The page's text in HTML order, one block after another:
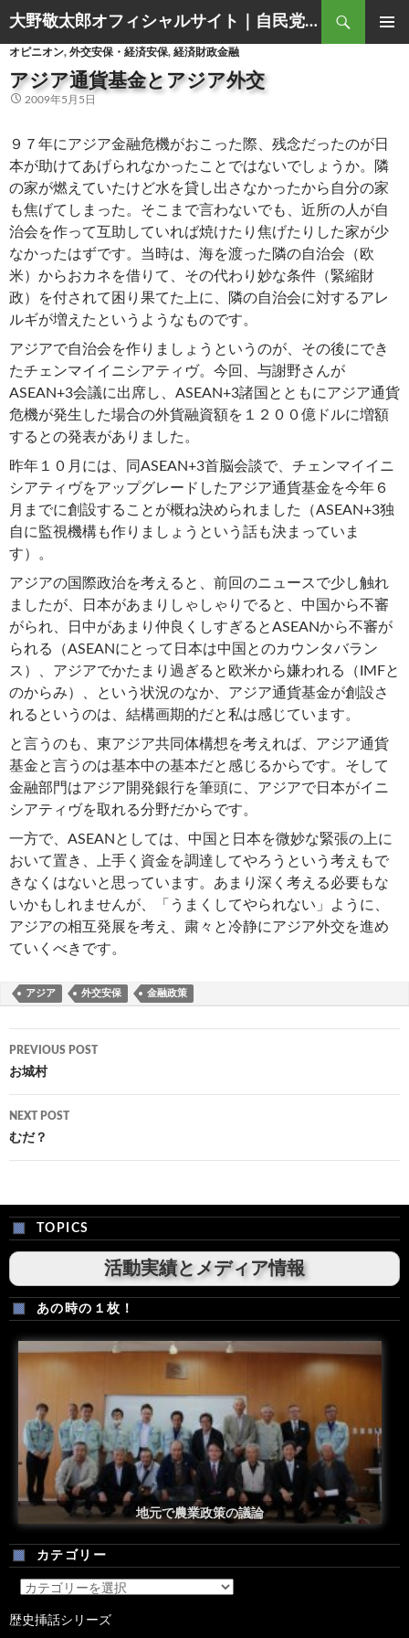
大野敬太郎オフィシャルサイト｜自民党香川３区衆議院議員
Search
TO
CONTENT
オピニオン, 外交安保・経済安保, 経済財政金融
アジア通貨基金とアジア外交
2009年5月5日
９７年にアジア金融危機がおこった際、残念だったのが日
本が助けてあげられなかったことではないでしょうか。隣
の家が燃えていたけど水を貸し出さなかったから自分の家
も焦げてしまった。そこまで言わないでも、近所の人が自
治会を作って互助していれば焼けたり焦げたりした家が少
なかったはずです。当時は、海を渡った隣の自治会（欧
米）からおカネを借りて、その代わり妙な条件（緊縮財
政）を付されて困り果てた上に、隣の自治会に対するアレ
ルギが増えたというようなものです。
アジアで自治会を作りましょうというのが、その後にでき
たチェンマイイニシアティヴ。今回、与謝野さんが
ASEAN+3会議に出席し、ASEAN+3諸国とともにアジア通貨
危機が発生した場合の外貨融資額を１２００億ドルに増額
するとの発表がありました。
昨年１０月には、同ASEAN+3首脳会談で、チェンマイイニ
シアティヴをアップグレードしたアジア通貨基金を今年６
月までに創設することが概ね決められました（ASEAN+3独
自に監視機構も作りましょうという話も決まっていま
す）。
アジアの国際政治を考えると、前回のニュースで少し触れ
ましたが、日本があまりしゃしゃりでると、中国から不審
がられ、日中があまり仲良くしすぎるとASEANから不審が
られる（ASEANにとって日本は中国とのカウンタバラン
ス）、アジアでかたまり過ぎると欧米から嫌われる（IMFと
のからみ）、という状況のなか、アジア通貨基金が創設さ
れるというのは、結構画期的だと私は感じています。
と言うのも、東アジア共同体構想を考えれば、アジア通貨
基金と言うのは基本中の基本だと感じるからです。そして
金融部門はアジア開発銀行を筆頭に、アジアで日本がイニ
シアティヴを取れる分野だからです。
一方で、ASEANとしては、中国と日本を微妙な緊張の上に
おいて置き、上手く資金を調達してやろうという考えもで
きなくはないと思っています。あまり深く考える必要もな
いかもしれませんが、「うまくしてやられない」ように、
アジアの相互発展を考え、粛々と冷静にアジア外交を進め
ていくべきです。
アジア 外交安保 金融政策
Post
navigation
PREVIOUS POST
お城村
NEXT POST
むだ？
TOPICS
活動実績とメディア情報
あの時の１枚！
安倍総理米国議会演説後の一コマ
地元で農業政策の議論
カテゴリー
カ
テ
歴史挿話シリーズ